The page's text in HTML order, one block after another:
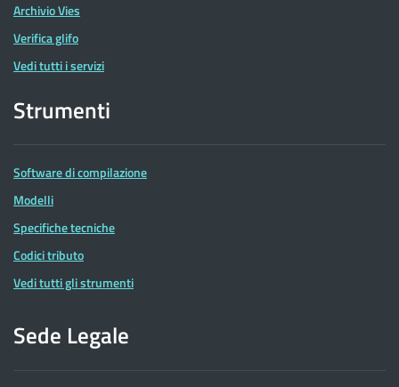
Archivio Vies
Verifica glifo
Vedi tutti i servizi
Strumenti
Software di compilazione
Modelli
Specifiche tecniche
Codici tributo
Vedi tutti gli strumenti
Sede Legale